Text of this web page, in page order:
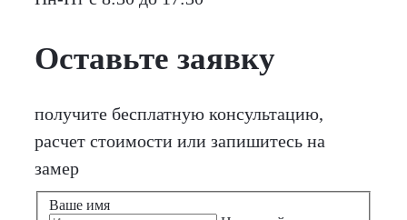
Оставьте заявку
получите бесплатную консультацию,
расчет стоимости или запишитесь на
замер
Ваше имя